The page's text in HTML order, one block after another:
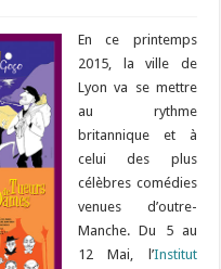
En ce printemps
2015, la ville de
Lyon va se mettre
au rythme
britannique et à
celui des plus
célèbres comédies
venues d’outre-
Manche. Du 5 au
12 Mai, l’Institut